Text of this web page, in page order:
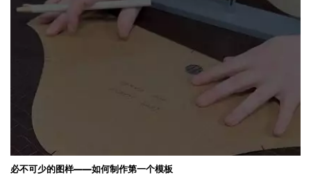
必不可少的图样——如何制作第一个模板